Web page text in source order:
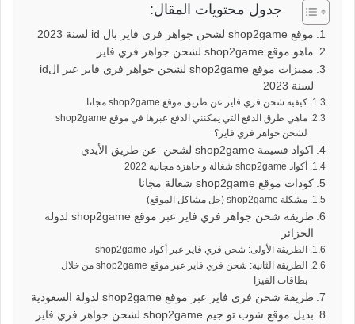
جدول محتويات المقال:
موقع shop2game لشحن جواهر فري فاير بال id لسنة 2023
ماهو موقع shop2game لشحن جواهر فري فاير
مميزات موقع shop2game لشحن جواهر فري فاير عبر الid
لسنة 2023
كيفية شحن فري فاير عن طريق موقع shop2game مجانا
ماهي طرق الدفع التي يمكنني الدفع عبرها في موقع shop2game
لشحن جواهر فري فاير؟
اكواد قسيمة shop2game لشحن عن طريق الأيدي
أكواد shop2game شغالة و جاهزة مجانية 2022
كودات موقع shop2game شغالة مجانا
مشكلة shop2game (حل مشاكل الموقع)
طريقة شحن جواهر فري فاير عبر موقع shop2game لدولة
الجزائر
الطريقة الأولى: شحن فري فاير عبر أكواد shop2game
الطريقة الثانية: شحن فري فاير عبر موقع shop2game من خلال
بطاقات الفيزا
طريقة شحن فري فاير عبر موقع shop2game لدولة السعودية
بديل موقع شوب تو جيم shop2game لشحن جواهر فري فاير